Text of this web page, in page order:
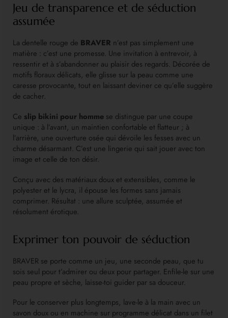
Jeu de transparence et de séduction
assumée
La dentelle rouge de BRAVER n’est pas simplement une
matière : c’est une promesse. Une invitation à entrevoir, à
ressentir et à s’abandonner au plaisir des regards. Décorée de
motifs floraux délicats, elle glisse sur la peau comme une
caresse provocante, tout en laissant deviner ce qu’elle suggère
de cacher.
Ce slip bikini pour homme se distingue par une coupe
unique : à l’avant, un maintien confortable et flatteur ; à
l’arrière, une ouverture osée qui dévoile les fesses avec un
charme désarmant. C’est une lingerie qui sait jouer avec ton
image et celle de ton désir.
Conçu avec des matériaux doux et extensibles, comme le
polyester et le lycra, il épouse les formes sans jamais
comprimer. Résultat : une allure sculptée, assumée et
résolument érotique.
Exprimer ton pouvoir de séduction
BRAVER se porte comme un jeu, une seconde peau, que tu
sois seul pour t’admirer ou deux pour partager. Enfile-le sur une
peau propre et sèche, laisse-toi guider par sa douceur.
Pour le conserver plus longtemps, lave-le à la main avec un
savon doux ou en machine sur programme délicat dans un filet